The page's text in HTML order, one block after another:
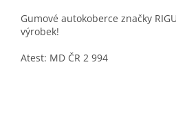
Gumové autokoberce značky
výrobek!
Atest: MD ČR 2 994